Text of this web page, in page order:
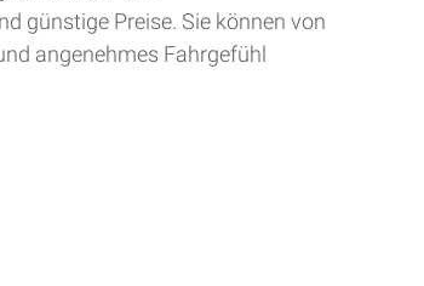
günstige Preise. Sie können von
angenehmes Fahrgefühl